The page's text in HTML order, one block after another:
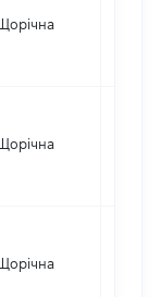
Щорічна
Щорічна
Щорічна